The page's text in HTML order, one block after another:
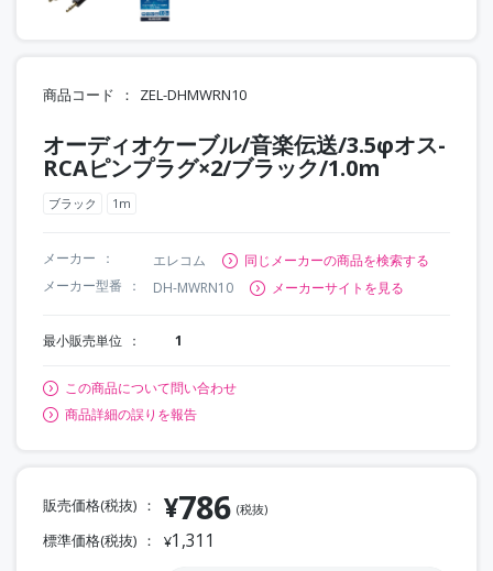
商品コード ZEL-DHMWRN10
オーディオケーブル/音楽伝送/3.5φオス-
RCAピンプラグ×2/ブラック/1.0m
ブラック 1m
メーカー エレコム
同じメーカーの商品を検索する
メーカー型番
DH-MWRN10 メーカーサイトを見る
最小販売単位 1
この商品について問い合わせ
商品詳細の誤りを報告
販売価格(税抜) ¥786 (税抜)
標準価格(税抜) ¥1,311